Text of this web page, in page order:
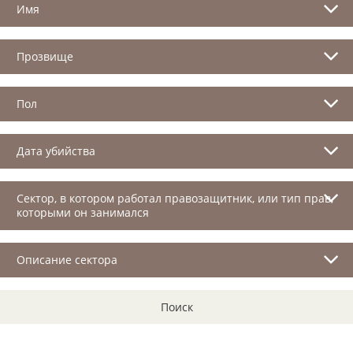
Имя
Прозвище
Пол
Дата убийства
Сектор, в котором работал правозащитник, или тип прав,
которыми он занимался
Описание сектора
Поиск